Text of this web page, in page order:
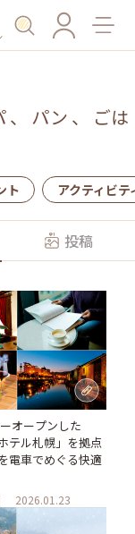
、 パン 、
ごは
ト アクティビテ
投稿
オープンした
テル札幌」を拠点
電車でめぐる快適
2026.01.23